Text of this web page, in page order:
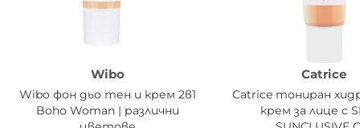
Wibo
Wibo фон дьо тен и крем 2в1
Boho Woman | различни
Catrice
Catrice тониран
крем за лице с